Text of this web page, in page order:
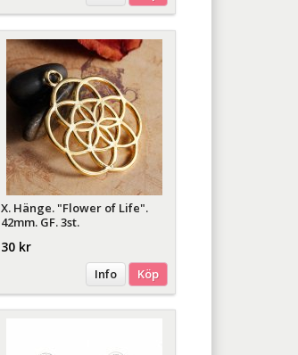
X. Hänge. "Flower of Life".
42mm. GF. 3st.
30 kr
Info Köp